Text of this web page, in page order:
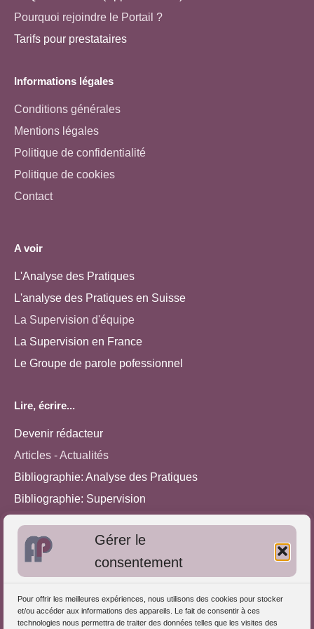
Gérer le
consentement
Pour offrir les meilleures expériences, nous utilisons des cookies pour stocker
et/ou accéder aux informations des appareils. Le fait de consentir à ces
technologies nous permettra de traiter des données telles que les visites des
Pourquoi rejoindre le Portail ?
Tarifs pour prestataires
Informations légales
Conditions générales
Mentions légales
Politique de confidentialité
Politique de cookies
Contact
A voir
L'Analyse des Pratiques
L'analyse des Pratiques en Suisse
La Supervision d'équipe
La Supervision en France
Le Groupe de parole pofessionnel
Lire, écrire...
Devenir rédacteur
Articles - Actualités
Bibliographie: Analyse des Pratiques
Bibliographie: Supervision
Approches de l'Analyse des pratiques
S'inscrire dans l'Annuaire